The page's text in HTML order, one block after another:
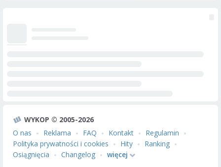
WYKOP © 2005-2026
O nas
Reklama FAQ Kontakt
Regulamin
Polityka prywatności i cookies
Hity
Ranking
Osiągnięcia
Changelog więcej